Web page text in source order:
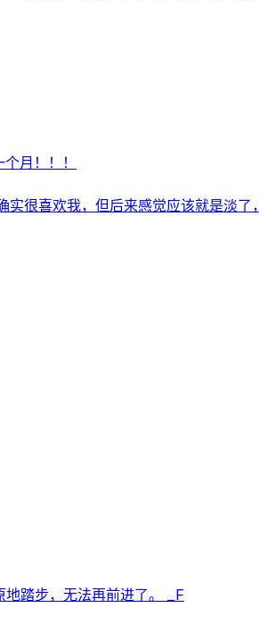
月！！！
很喜欢我，但后来感觉应该就是淡了
地踏步，无法再前进了。 _F